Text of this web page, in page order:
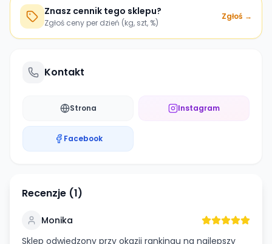
Znasz cennik tego sklepu?
Zgłoś ceny per dzień (kg, szt, %)
Zgłoś →
Kontakt
Strona Instagram
Facebook
Recenzje (1)
Monika
Sklep odwiedzony przy okazji rankingu na najlepszy